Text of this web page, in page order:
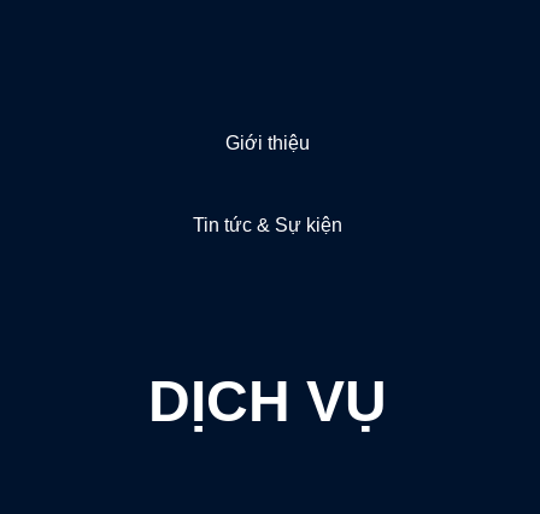
Giới thiệu
Tin tức & Sự kiện
DỊCH VỤ